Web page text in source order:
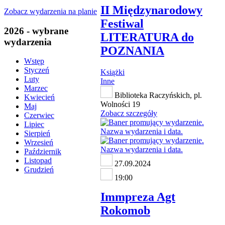
Zobacz wydarzenia na planie
2026 - wybrane
wydarzenia
Wstęp
Styczeń
Luty
Marzec
Kwiecień
Maj
Czerwiec
Lipiec
Sierpień
Wrzesień
Październik
Listopad
Grudzień
II Międzynarodowy
Festiwal
LITERATURA do
POZNANIA
Książki
Inne
Biblioteka Raczyńskich, pl.
Wolności 19
Zobacz szczegóły
27.09.2024
19:00
Immpreza Agt
Rokomob